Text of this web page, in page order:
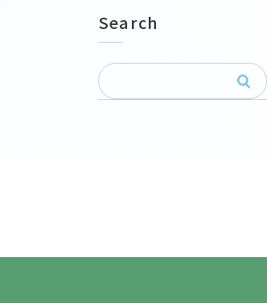
Search